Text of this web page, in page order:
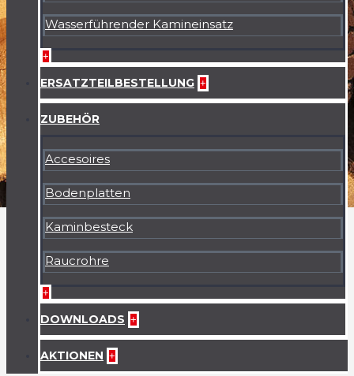
Wasserführender Kamineinsatz
+
ERSATZTEILBESTELLUNG +
ZUBEHÖR
Accesoires
Bodenplatten
Kaminbesteck
Raucrohre
+
DOWNLOADS +
AKTIONEN +